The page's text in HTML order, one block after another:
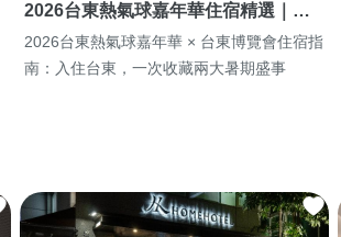
2026台東熱氣球嘉年華住宿精選｜…
2026台東熱氣球嘉年華 × 台東博覽會住宿指
南：入住台東，一次收藏兩大暑期盛事